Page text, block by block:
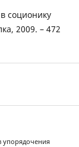
соционику
2009. – 472
упорядочения